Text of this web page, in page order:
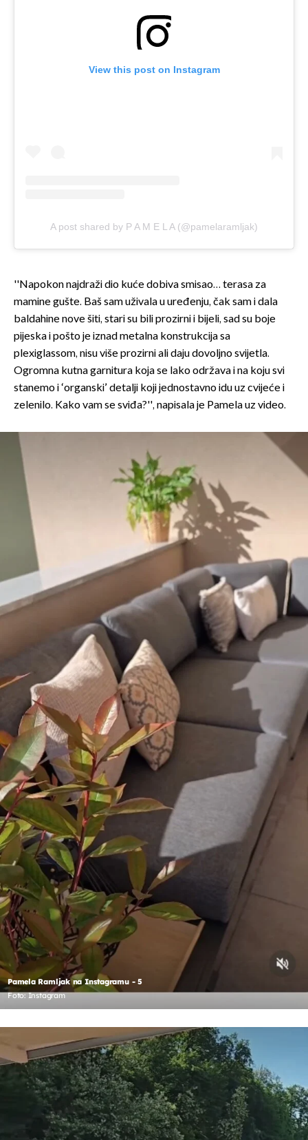
View this post on Instagram
A post shared by P A M E L A (@pamelaramljak)
''Napokon najdraži dio kuće dobiva smisao… terasa za
mamine gušte. Baš sam uživala u uređenju, čak sam i dala
baldahine nove šiti, stari su bili prozirni i bijeli, sad su boje
pijeska i pošto je iznad metalna konstrukcija sa
plexiglassom, nisu više prozirni ali daju dovoljno svijetla.
Ogromna kutna garnitura koja se lako održava i na koju svi
stanemo i ‘organski’ detalji koji jednostavno idu uz cvijeće i
zelenilo. Kako vam se sviđa?'', napisala je Pamela uz video.
Pamela Ramljak na Instagramu - 5
Foto: Instagram